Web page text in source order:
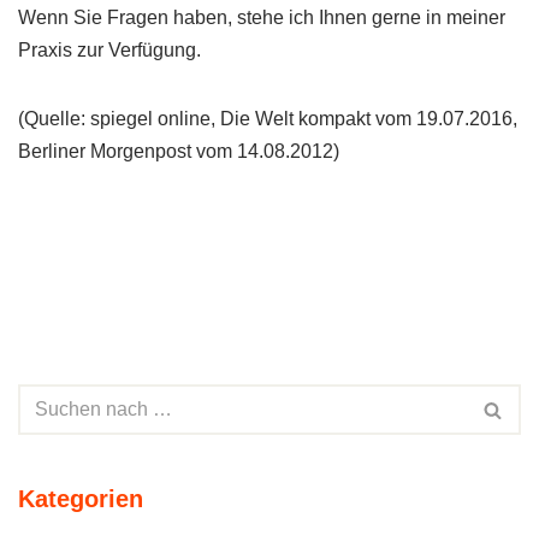
Wenn Sie Fragen haben, stehe ich Ihnen gerne in meiner
Praxis zur Verfügung.
(Quelle: spiegel online, Die Welt kompakt vom 19.07.2016,
Berliner Morgenpost vom 14.08.2012)
Kategorien